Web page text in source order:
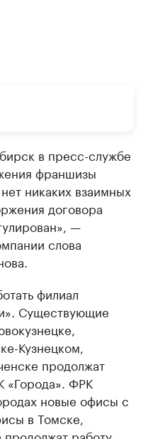
в пресс-службе
франшизы
никаких взаимных
договора
—
слова
филиал
Существующие
Кузнецком,
продолжат
«Города». ФРК
новые офисы с
в Томске,